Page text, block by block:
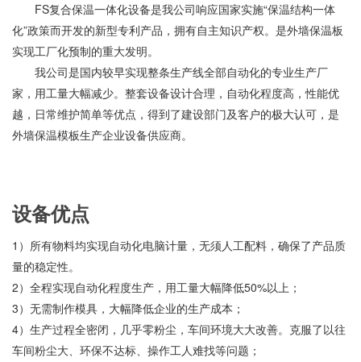
FS复合保温一体化设备是我公司响应国家实施“保温结构一体
化”政策而开发的新型专利产品，拥有自主知识产权。是外墙保温板
实现工厂化预制的重大发明。
我公司是国内较早实现整条生产线全部自动化的专业生产厂
家，用工量大幅减少。整套设备设计合理，自动化程度高，性能优
越，日常维护简单等优点，得到了建设部门及客户的极大认可，是
外墙保温模板生产企业设备供应商。
设备优点
1）所有物料均实现自动化电脑计量，无须人工配料，确保了产品质
量的稳定性。
2）全程实现自动化程度生产，用工量大幅降低50%以上；
3）无需制作模具，大幅降低企业的生产成本；
4）生产过程全密闭，几乎零粉尘，车间环境大大改善。克服了以往
车间粉尘大、环保不达标、操作工人难找等问题；